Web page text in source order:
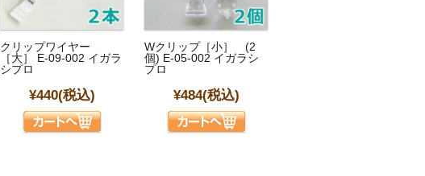
クリップワイヤー
［大］ E-09-002 イガラ
シプロ
¥440(税込)
Wクリップ［小］ (2
個) E-05-002 イガラシ
プロ
¥484(税込)